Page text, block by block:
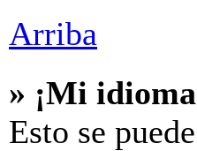
Arriba
» ¡Mi
Esto se